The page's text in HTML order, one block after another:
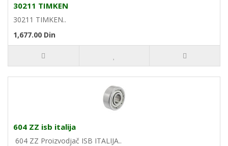
30211 TIMKEN
30211 TIMKEN..
1,677.00 Din
604 ZZ isb italija
604 ZZ Proizvodjač ISB ITALIJA..